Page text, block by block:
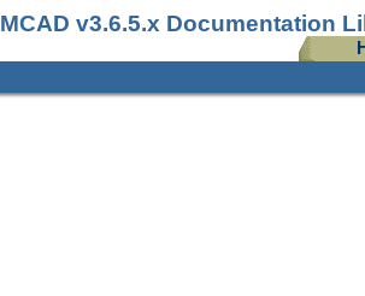
MCAD v3.6.5.x Documentation